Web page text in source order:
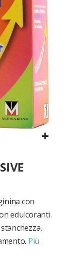
con
edulcoranti.
Più